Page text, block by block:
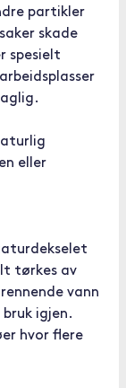
partikler
skade
spesielt
eller
tørkes av
vann
igjen.
hvor flere